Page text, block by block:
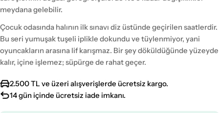
meydana gelebilir.
Çocuk odasında halının ilk sınavı diz üstünde geçirilen saatlerdir.
Bu seri yumuşak tuşeli iplikle dokundu ve tüylenmiyor, yani
oyuncakların arasına lif karışmaz. Bir şey döküldüğünde yüzeyde
kalır, içine işlemez; süpürge de rahat geçer.
2.500 TL ve üzeri alışverişlerde ücretsiz kargo.
14 gün içinde ücretsiz iade imkanı.